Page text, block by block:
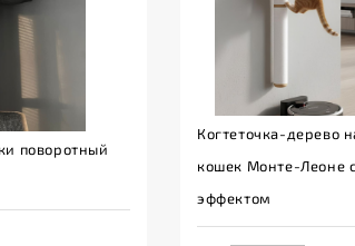
поворотный
Когтеточка-дерево
кошек Монте-Леоне
эффектом